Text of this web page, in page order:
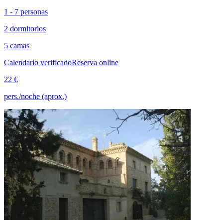
1 - 7 personas
2 dormitorios
5 camas
Calendario verificadoReserva online
22 €
pers./noche (aprox.)